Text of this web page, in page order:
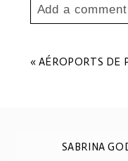
Add a
Les champs
« AÉROPORTS DE
SABRINA